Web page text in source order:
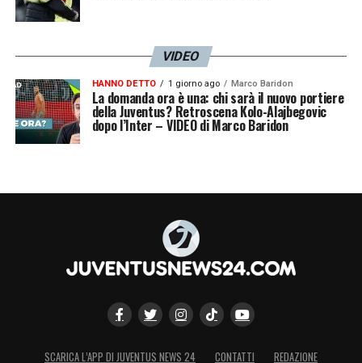
VIDEO
HANNO DETTO 1 giorno ago Marco Baridon
La domanda ora è una: chi sarà il nuovo portiere
della Juventus? Retroscena Kolo-Alajbegovic
dopo l’Inter – VIDEO di Marco Baridon
SCARICA L’APP DI JUVENTUS NEWS 24 CONTATTI REDAZIONE